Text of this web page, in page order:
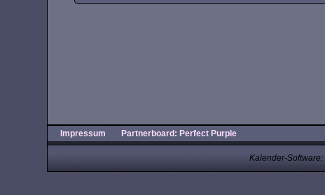
Impressum Partnerboard: Perfect Purple
Kalender-Software: